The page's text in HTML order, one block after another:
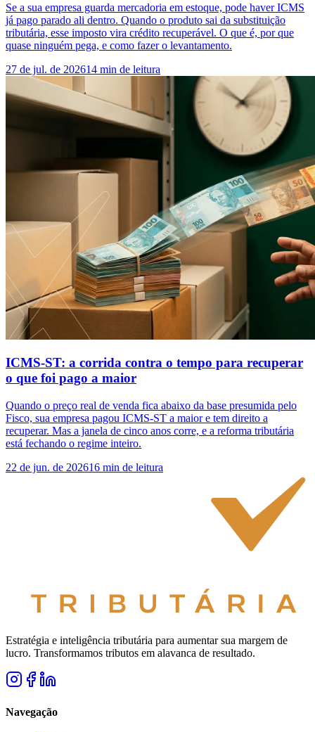
Se a sua empresa guarda mercadoria em estoque, pode haver ICMS
já pago parado ali dentro. Quando o produto sai da substituição
tributária, esse imposto vira crédito recuperável. O que é, por que
quase ninguém pega, e como fazer o levantamento.
27 de jul. de 202614 min de leitura
ICMS-ST: a corrida contra o tempo para recuperar
o que foi pago a maior
Quando o preço real de venda fica abaixo da base presumida pelo
Fisco, sua empresa pagou ICMS-ST a maior e tem direito a
recuperar. Mas a janela de cinco anos corre, e a reforma tributária
está fechando o regime inteiro.
22 de jun. de 202616 min de leitura
Estratégia e inteligência tributária para aumentar sua margem de
lucro. Transformamos tributos em alavanca de resultado.
Navegação